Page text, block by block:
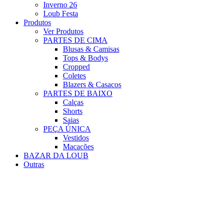
Inverno 26
Loub Festa
Produtos
Ver Produtos
PARTES DE CIMA
Blusas & Camisas
Tops & Bodys
Cropped
Coletes
Blazers & Casacos
PARTES DE BAIXO
Calças
Shorts
Saias
PEÇA ÚNICA
Vestidos
Macacões
BAZAR DA LOUB
Outras